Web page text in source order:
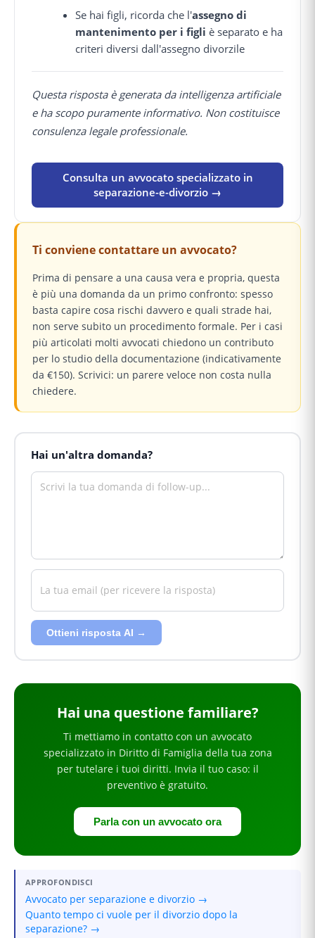
Se hai figli, ricorda che l'assegno di
mantenimento per i figli è separato e ha
criteri diversi dall'assegno divorzile
Questa risposta è generata da intelligenza artificiale
e ha scopo puramente informativo. Non costituisce
consulenza legale professionale.
Consulta un avvocato specializzato in
separazione-e-divorzio →
Ti conviene contattare un avvocato?
Prima di pensare a una causa vera e propria, questa
è più una domanda da un primo confronto: spesso
basta capire cosa rischi davvero e quali strade hai,
non serve subito un procedimento formale. Per i casi
più articolati molti avvocati chiedono un contributo
per lo studio della documentazione (indicativamente
da €150). Scrivici: un parere veloce non costa nulla
chiedere.
Hai un'altra domanda?
Ottieni risposta AI →
Hai una questione familiare?
Ti mettiamo in contatto con un avvocato
specializzato in Diritto di Famiglia della tua zona
per tutelare i tuoi diritti. Invia il tuo caso: il
preventivo è gratuito.
Parla con un avvocato ora
APPROFONDISCI
Avvocato per separazione e divorzio →
Quanto tempo ci vuole per il divorzio dopo la
separazione? →